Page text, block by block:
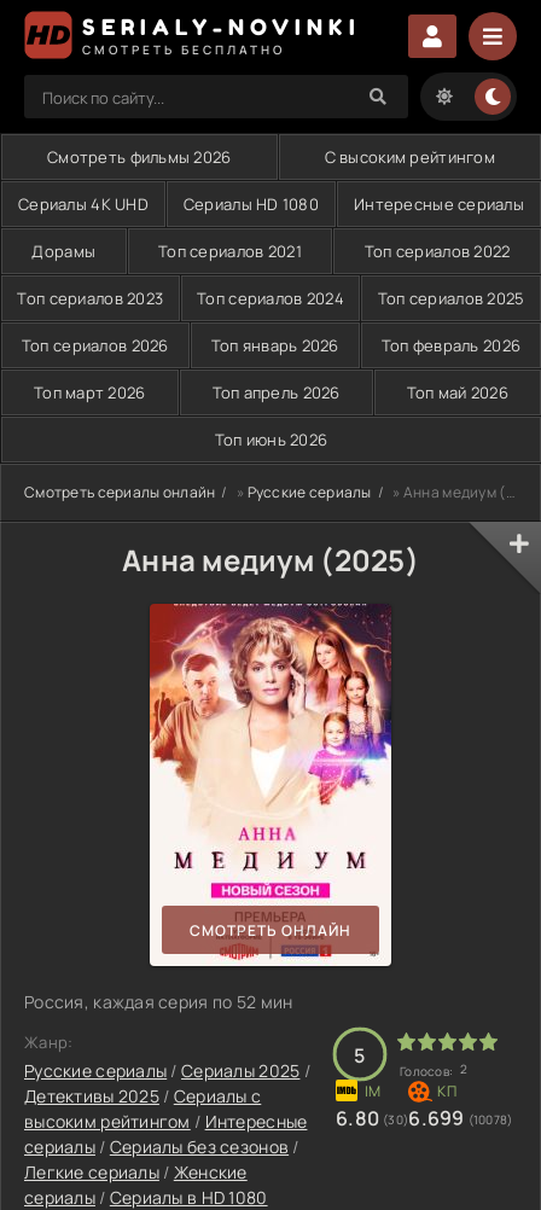
SERIALY-NOVINKI
СМОТРЕТЬ БЕСПЛАТНО
Смотреть фильмы 2026 С высоким рейтингом
Сериалы 4K UHD Сериалы HD 1080 Интересные сериалы
Дорамы Топ сериалов 2021 Топ сериалов 2022
Топ сериалов 2023 Топ сериалов 2024 Топ сериалов 2025
Топ сериалов 2026 Топ январь 2026 Топ февраль 2026
Топ март 2026 Топ апрель 2026 Топ май 2026
Топ июнь 2026
Смотреть сериалы онлайн » Русские сериалы » Анна медиум (2025)
Анна медиум (2025)
СМОТРЕТЬ ОНЛАЙН
Россия, каждая серия по 52 мин
Жанр:
Русские сериалы /Сериалы 2025 /
Детективы 2025/ Сериалы с
высоким рейтингом / Интересные
сериалы/ Сериалы без сезонов /
Легкие сериалы/ Женские
сериалы/ Сериалы в HD 1080
5
Голосов: 2
6.80 (30)6.699 (10078)